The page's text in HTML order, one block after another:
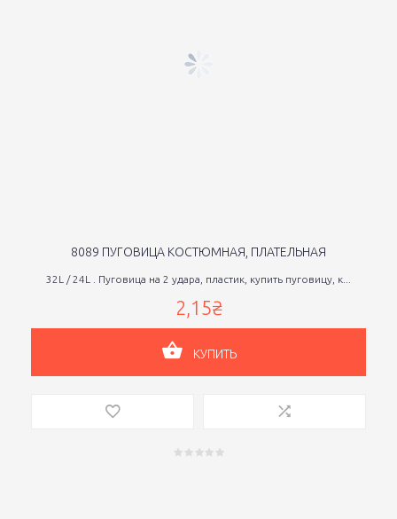
8089 ПУГОВИЦА КОСТЮМНАЯ, ПЛАТЕЛЬНАЯ
32L / 24L . Пуговица на 2 удара, пластик, купить пуговицу, к...
2,15₴
КУПИТЬ